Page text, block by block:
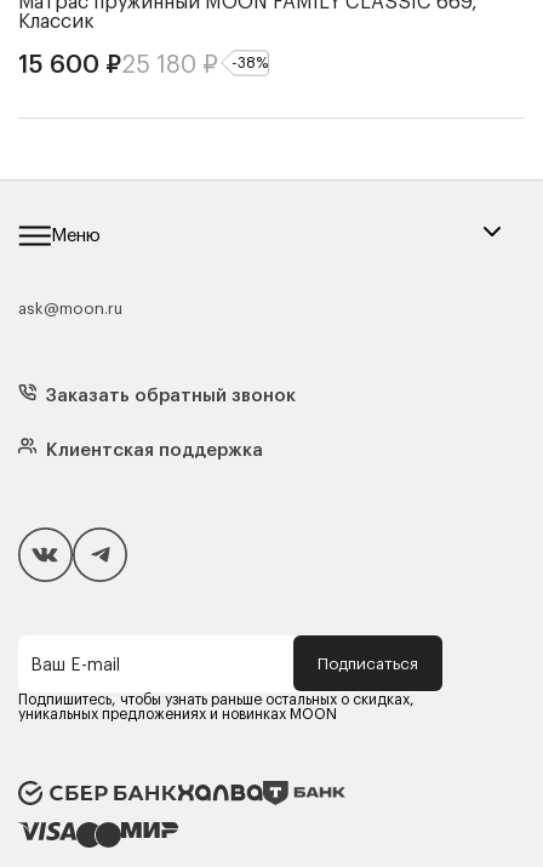
Классик
15 600 ₽25 180 ₽ -38%
Меню
Каталог мебели
Кресла
Матрасы
Подушки
Чехлы и наматрасники
Покупателям
Способы оплаты
Компания MOON
Оферта
Политика конфиденциальности
Карьера в MOON
ask@moon.ru
Заказать обратный звонок
Клиентская поддержка
Ваш E-mail Подписаться
Подпишитесь, чтобы узнать раньше остальных о скидках,
уникальных предложениях и новинках MOON